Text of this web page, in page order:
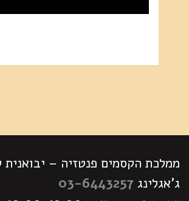
ממלכת הקסמים פנטזיה – יבואנית
ג'אגלינג 03-6443257